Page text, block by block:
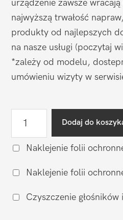
urządzenie zawsze
najwyższą trwałość
produkty od najlepszych
na nasze usługi (poczytaj
*zależy od modelu,
umówieniu wizyty w
mikrofonu
Desire
Dodaj do
Naklejenie folii
Naklejenie folii
Czyszczenie głośników